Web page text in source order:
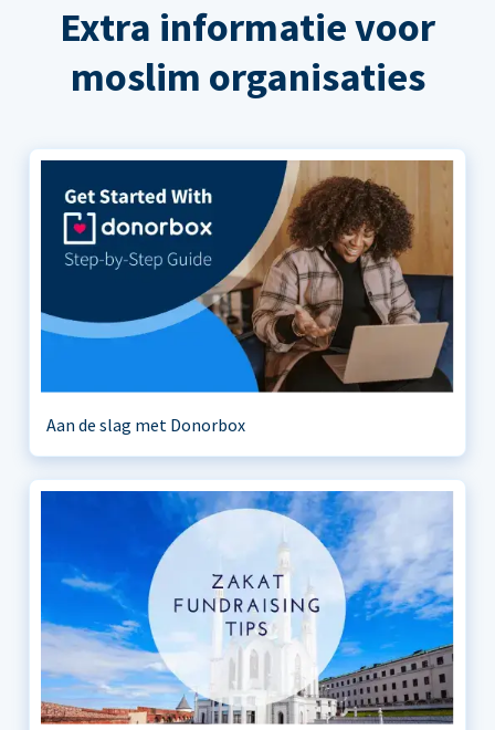
Extra informatie voor
moslim organisaties
Aan de slag met Donorbox